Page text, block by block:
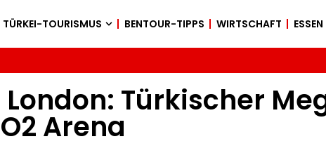
TÜRKEI-TOURISMUS BENTOUR-TIPPS WIRTSCHAFT
Türkischer
Arena